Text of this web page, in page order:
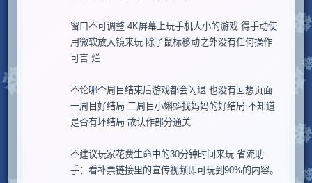
窗口不可调整 4K屏幕上玩手机大小的游戏 得手动使
用微软放大镜来玩 除了鼠标移动之外没有任何操作
可言 烂
不论哪个周目结束后游戏都会闪退 也没有回想页面
一周目好结局 二周目小蝌蚪找妈妈的好结局 不知道
是否有坏结局 故认作部分通关
不建议玩家花费生命中的30分钟时间来玩 省流助
手：看补票链接里的宣传视频即可玩到90%的内容。